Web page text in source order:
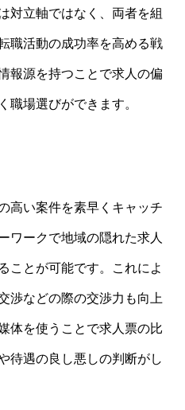
対立軸ではなく、両者を組
職活動の成功率を高める戦
報源を持つことで求人の偏
職場選びができます。
高い案件を素早くキャッチ
ワークで地域の隠れた求人
ことが可能です。これによ
渉などの際の交渉力も向上
体を使うことで求人票の比
待遇の良し悪しの判断がし